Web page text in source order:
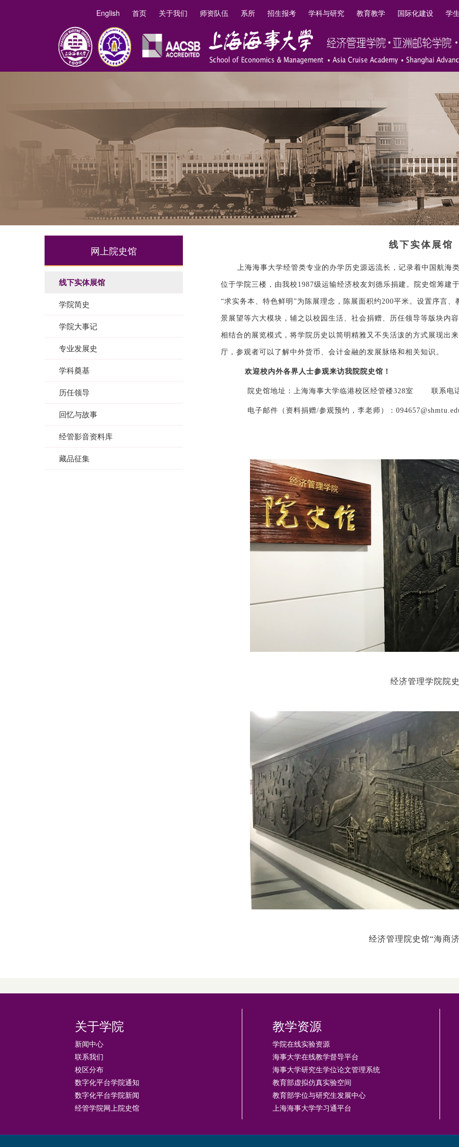
English 首页 关于我们 师资队伍 系所 招生报考 学科与研究 教育教学 国际化建设 学
网上院史馆
线下实体展馆
学院简史
学院大事记
专业发展史
学科奠基
历任领导
回忆与故事
经管影音资料库
藏品征集
线下实体展馆
上海海事大学经管类专业的办学历史源远流长，记录着中国航海
位于学院三楼， 由我校1987级运输经济校友刘德乐捐建。院史馆筹建
“求实务本、特色鲜明”为陈展理念，陈展面积约200平米。 设置序言、
景展望等六大模块，辅之以校园生活、社会捐赠、历任领导等版块内
相结合的展览模式，将学院历史以简明精雅又不失活泼的方式展现出
厅，参观者可以了解中外货币、会计金融的发展脉络和相关知识。
欢迎校内外各界人士参观来访我院院史馆！
院史馆地址：上海海事大学临港校区经管楼328室 联系电话
电子邮件（资料捐赠/参观预约，李老师）：
经济管理学院院
经济管理院史馆“海商
关于学院
新闻中心
联系我们
校区分布
数字化平台学院通知
数字化平台学院新闻
经管学院网上院史馆
教学资源
学院在线实验资源
海事大学在线教学督导平台
海事大学研究生学位论文管理系统
教育部虚拟仿真实验空间
教育部学位与研究生发展中心
上海海事大学学习通平台